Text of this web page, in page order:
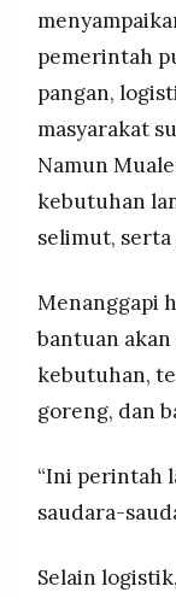
pemerintah
pangan,
masyarakat
Namun
kebutuhan
selimut,
Menanggapi
bantuan
kebutuhan,
goreng, dan
“Ini perintah
saudara-
Selain